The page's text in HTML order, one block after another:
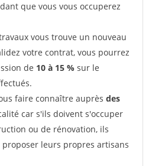
que vous vous occuperez
vous trouve un nouveau
votre contrat, vous pourrez
de 10 à 15 % sur le
faire connaître auprès des
car s'ils doivent s'occuper
ou de rénovation, ils
leurs propres artisans